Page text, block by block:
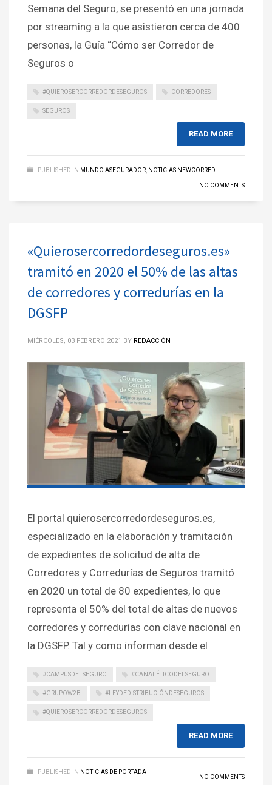
Semana del Seguro, se presentó en una jornada
por streaming a la que asistieron cerca de 400
personas, la Guía “Cómo ser Corredor de
Seguros o
#QUIEROSERCORREDORDESEGUROS CORREDORES
SEGUROS
READ MORE
PUBLISHED IN MUNDO ASEGURADOR, NOTICIAS NEWCORRED
NO COMMENTS
«Quierosercorredordeseguros.es»
tramitó en 2020 el 50% de las altas
de corredores y corredurías en la
DGSFP
MIÉRCOLES, 03 FEBRERO 2021 BY REDACCIÓN
El portal quierosercorredordeseguros.es,
especializado en la elaboración y tramitación
de expedientes de solicitud de alta de
Corredores y Corredurías de Seguros tramitó
en 2020 un total de 80 expedientes, lo que
representa el 50% del total de altas de nuevos
corredores y corredurías con clave nacional en
la DGSFP. Tal y como informan desde el
#CAMPUSDELSEGURO #CANALÉTICODELSEGURO
#GRUPOW2B #LEYDEDISTRIBUCIÓNDESEGUROS
#QUIEROSERCORREDORDESEGUROS
READ MORE
PUBLISHED IN NOTICIAS DE PORTADA
NO COMMENTS